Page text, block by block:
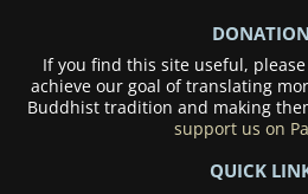
If you find this site useful,
achieve our goal of translating
Buddhist tradition and making
support us on
QUICK